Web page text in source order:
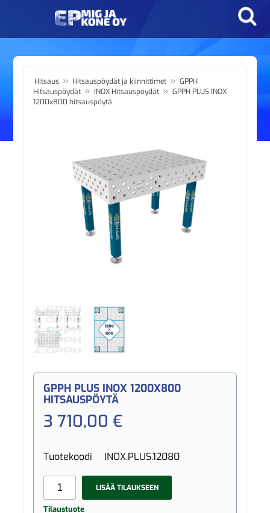
Hitsaus » Hitsauspöydät ja kiinnittimet » GPPH
Hitsauspöydät » INOX Hitsauspöydät » GPPH PLUS INOX
1200x800 hitsauspöytä
GPPH PLUS INOX 1200X800
HITSAUSPÖYTÄ
3 710,00 €
Tuotekoodi INOX.PLUS.12080
LISÄÄ TILAUKSEEN
Tilaustuote